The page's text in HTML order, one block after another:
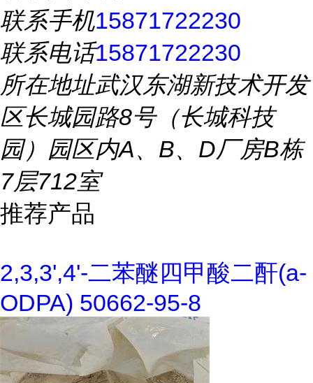
联系手机15871722230
联系电话15871722230
所在地址武汉东湖新技术开发
区长城园路8号（长城科技
园）园区内A、B、D厂房B栋
7层712室
推荐产品
2,3,3',4'-二苯醚四甲酸二酐(a-
ODPA) 50662-95-8